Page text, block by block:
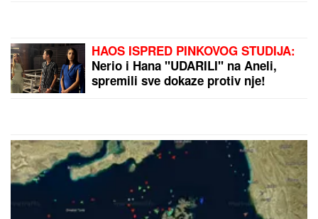
HAOS ISPRED PINKOVOG STUDIJA:
Nerio i Hana "UDARILI" na Aneli,
spremili sve dokaze protiv nje!